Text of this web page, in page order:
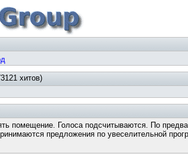
хитов)
помещение. Голоса подсчитываются. По
предложения по увеселительной